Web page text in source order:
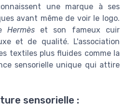
une marque à ses
avant même de voir le logo.
Hermèset son fameux cuir
et de qualité. L'association
textiles plus fluides comme la
sensorielle unique qui attire
sensorielle :